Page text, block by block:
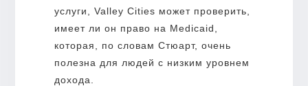
услуги, Valley Cities может проверить,
имеет ли он право на Medicaid,
которая, по словам Стюарт, очень
полезна для людей с низким уровнем
дохода.